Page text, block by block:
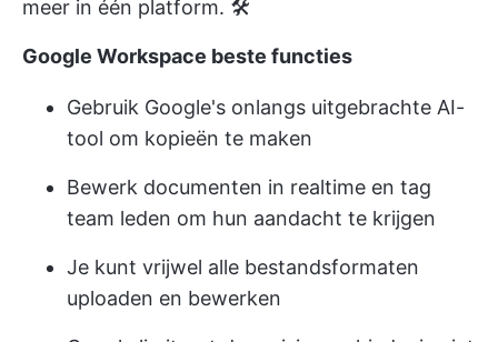
meer in één platform. 🛠️
Google Workspace beste functies
Gebruik Google's onlangs uitgebrachte AI-
tool om kopieën te maken
Bewerk documenten in realtime en tag
team leden om hun aandacht te krijgen
Je kunt vrijwel alle bestandsformaten
uploaden en bewerken